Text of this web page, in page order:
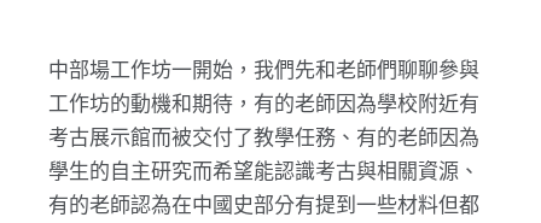
中部場工作坊一開始，我們先和老師們聊聊參與
工作坊的動機和期待，有的老師因為學校附近有
考古展示館而被交付了教學任務、有的老師因為
學生的自主研究而希望能認識考古與相關資源、
有的老師認為在中國史部分有提到一些材料但都